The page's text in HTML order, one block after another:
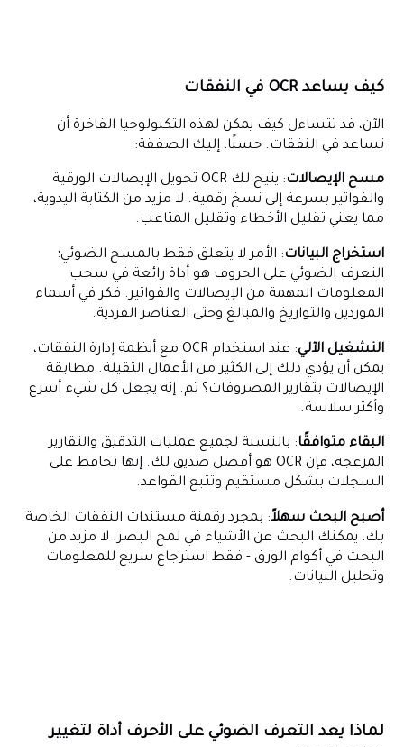
كيف يساعد OCR في النفقات
الآن، قد تتساءل كيف يمكن لهذه التكنولوجيا الفاخرة أن
تساعد في النفقات. حسنًا، إليك الصفقة:
مسح الإيصالات
: يتيح لك OCR تحويل الإيصالات الورقية
والفواتير بسرعة إلى نسخ رقمية. لا مزيد من الكتابة اليدوية،
مما يعني تقليل الأخطاء وتقليل المتاعب.
استخراج البيانات: الأمر لا يتعلق فقط بالمسح الضوئي؛
التعرف الضوئي على الحروف هو أداة رائعة في سحب
المعلومات المهمة من الإيصالات والفواتير. فكر في أسماء
الموردين والتواريخ والمبالغ وحتى العناصر الفردية.
التشغيل الآلي
: عند استخدام OCR مع أنظمة إدارة النفقات،
يمكن أن يؤدي ذلك إلى الكثير من الأعمال الثقيلة. مطابقة
الإيصالات بتقارير المصروفات؟ تم. إنه يجعل كل شيء أسرع
وأكثر سلاسة.
البقاء متوافقًا: بالنسبة لجميع عمليات التدقيق والتقارير
المزعجة، فإن OCR هو أفضل صديق لك. إنها تحافظ على
السجلات بشكل مستقيم وتتبع القواعد.
أصبح البحث سهلاً: بمجرد رقمنة مستندات النفقات الخاصة
بك، يمكنك البحث عن الأشياء في لمح البصر. لا مزيد من
البحث في أكوام الورق - فقط استرجاع سريع للمعلومات
وتحليل البيانات.
لماذا يعد التعرف الضوئي على الأحرف أداة لتغيير